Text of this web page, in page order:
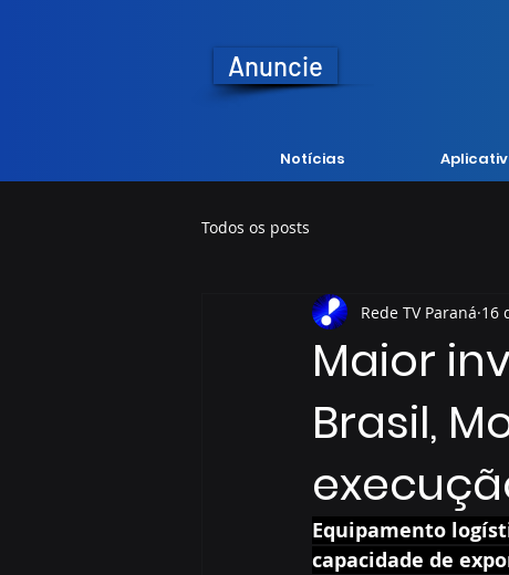
Anuncie
Notícias
Todos os posts
Maior
Brasil,
Rede TV Paraná 16
Equipamento
capacidade de